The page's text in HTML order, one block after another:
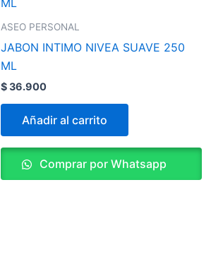
ASEO PERSONAL
JABON INTIMO NIVEA SUAVE 250
ML
$36.900
Añadir al carrito
Comprar por Whatsapp